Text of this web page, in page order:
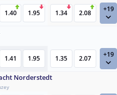
1.40 1.95 1.34 2.08 +19
1.41 1.95 1.35 2.07 +19
Norderstedt